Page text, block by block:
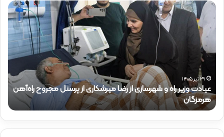
مجروح راه‌آهن
ح
ض
و
ر
ذ
ا
ک
ر
ی
۱۵ تیر ۱۴۰۵
حضور دکتر ذاکری در موکب شهدای راه‌آهن